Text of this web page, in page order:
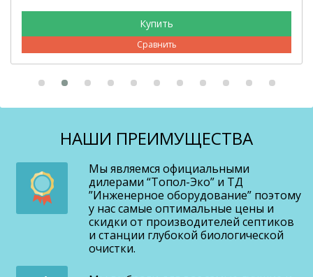
Сравнить
НАШИ ПРЕИМУЩЕСТВА
Мы являемся официальными
дилерами “Топол-Эко” и ТД
”Инженерное оборудование” поэтому
у нас самые оптимальные цены и
скидки от производителей септиков
и станции глубокой биологической
очистки.